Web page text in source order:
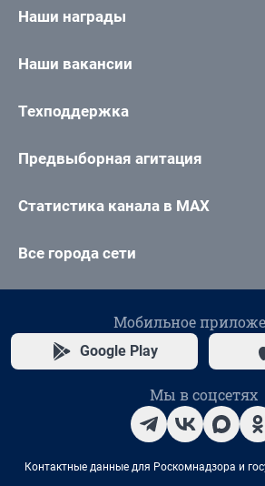
Наши награды
Наши вакансии
Техподдержка
Предвыборная агитация
Статистика канала в MAX
Все города сети
Мобильное
Google Play
Мы в соцсетях
Контактные данные для Роскомнадзора и